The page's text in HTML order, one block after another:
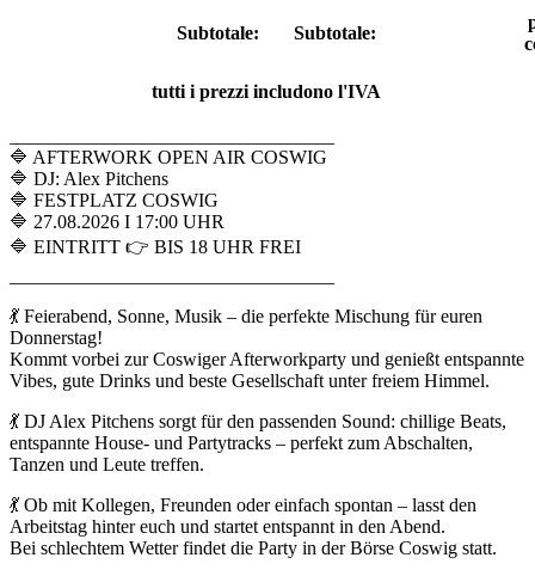
Subtotale: Subtotale:
tutti i prezzi includono l'IVA
🔷 AFTERWORK OPEN AIR COSWIG
🔷 DJ: Alex Pitchens
🔷 FESTPLATZ COSWIG
🔷 27.08.2026 I 17:00 UHR
🔷 EINTRITT 👉 BIS 18 UHR FREI
💃 Feierabend, Sonne, Musik – die perfekte Mischung für euren
Donnerstag!
Kommt vorbei zur Coswiger Afterworkparty und genießt entspannte
Vibes, gute Drinks und beste Gesellschaft unter freiem Himmel.
💃 DJ Alex Pitchens sorgt für den passenden Sound: chillige Beats,
entspannte House- und Partytracks – perfekt zum Abschalten,
Tanzen und Leute treffen.
💃 Ob mit Kollegen, Freunden oder einfach spontan – lasst den
Arbeitstag hinter euch und startet entspannt in den Abend.
Bei schlechtem Wetter findet die Party in der Börse Coswig statt.